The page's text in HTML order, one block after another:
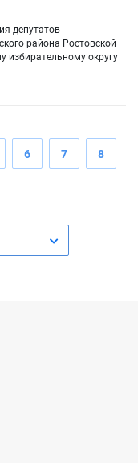
депутатов
района Ростовской
избирательному округу
6 7 8